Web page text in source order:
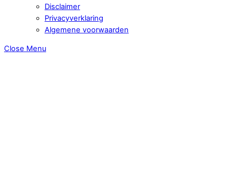
Disclaimer
Privacyverklaring
Algemene voorwaarden
Close Menu